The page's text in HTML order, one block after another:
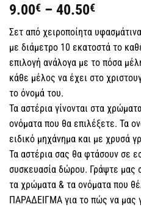
9.00€ – 40.50€Price
range:
9.00€
through
40.50€
Σετ από χειροποίητα
με διάμετρο 10 εκατοστά το
επιλογή ανάλογα με το πόσα
κάθε μέλος να έχει στο
το όνομά του.
Τα αστέρια γίνονται στα
ονόματα που θα επιλέξετε. Τα
ειδικό μηχάνημα και με χρυσά
Τα αστέρια σας θα φτάσουν σε
συσκευασία δώρου. Γράψτε μας
τα χρώματα & τα ονόματα που
ΠΑΡΑΔΕΙΓΜΑ για το πώς να μας